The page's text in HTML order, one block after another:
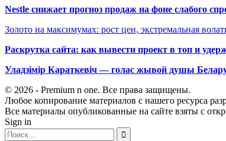
Nestle снижает прогноз продаж на фоне слабого
Золото на максимумах: рост цен, экстремальная
Раскрутка сайта: как вывести проект в топ и
Уладзімір Караткевіч — голас жывой душы
© 2026 - Premium n one. Все права защищены.
Любое копирование материалов с нашего ресурса
Все материалы опубликованные на сайте взяты с
Sign in